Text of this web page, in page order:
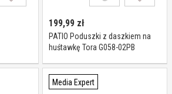
199,99 zł
PATIO Poduszki z daszkiem na
huśtawkę Tora G058-02PB
Media Expert